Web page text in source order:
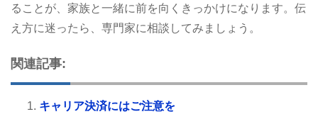
ることが、家族と一緒に前を向くきっかけになります。伝
え方に迷ったら、専門家に相談してみましょう。
関連記事:
キャリア決済にはご注意を